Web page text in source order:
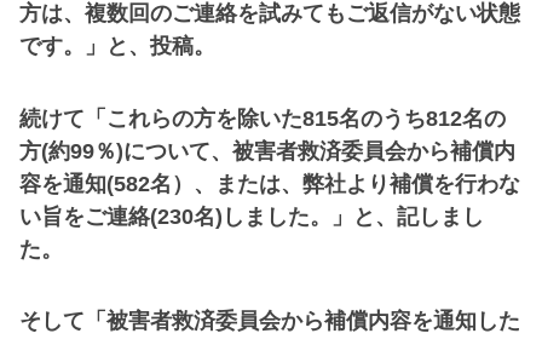
方は、複数回のご連絡を試みてもご返信がない状態
です。」と、投稿。
続けて「これらの方を除いた815名のうち812名の
方(約99％)について、被害者救済委員会から補償内
容を通知(582名）、または、弊社より補償を行わな
い旨をご連絡(230名)しました。」と、記しまし
た。
そして「被害者救済委員会から補償内容を通知した